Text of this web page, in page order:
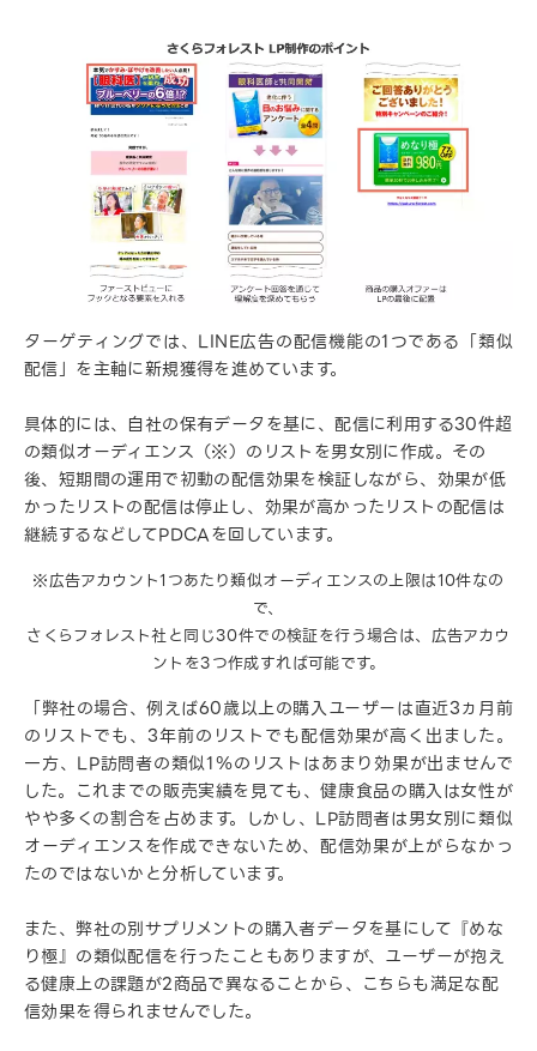
ターゲティングでは、LINE広告の配信機能の1つである「類似
配信」を主軸に新規獲得を進めています。
具体的には、自社の保有データを基に、配信に利用する30件超
の類似オーディエンス（※）のリストを男女別に作成。その
後、短期間の運用で初動の配信効果を検証しながら、効果が低
かったリストの配信は停止し、効果が高かったリストの配信は
継続するなどしてPDCAを回しています。
※広告アカウント1つあたり類似オーディエンスの上限は10件なの
で、
さくらフォレスト社と同じ30件での検証を行う場合は、広告アカウ
ントを3つ作成すれば可能です。
「弊社の場合、例えば60歳以上の購入ユーザーは直近3ヵ月前
のリストでも、3年前のリストでも配信効果が高く出ました。
一方、LP訪問者の類似1％のリストはあまり効果が出ませんで
した。これまでの販売実績を見ても、健康食品の購入は女性が
やや多くの割合を占めます。しかし、LP訪問者は男女別に類似
オーディエンスを作成できないため、配信効果が上がらなかっ
たのではないかと分析しています。
また、弊社の別サプリメントの購入者データを基にして『めな
り極』の類似配信を行ったこともありますが、ユーザーが抱え
る健康上の課題が2商品で異なることから、こちらも満足な配
信効果を得られませんでした。